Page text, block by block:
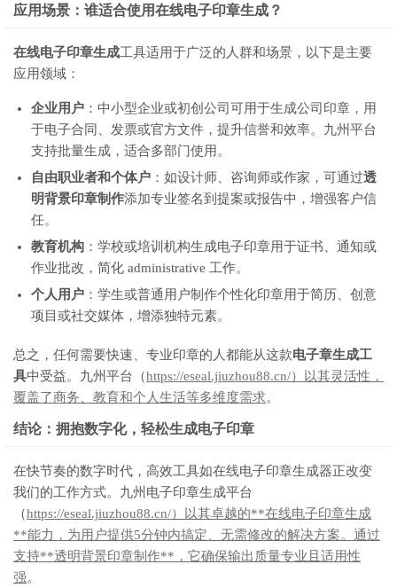
应用场景：谁适合使用在线电子印章生成？
在线电子印章生成工具适用于广泛的人群和场景，以下是主要
应用领域：
企业用户 ：中小型企业或初创公司可用于生成公司印章，用
于电子合同、发票或官方文件，提升信誉和效率。九州平台
支持批量生成，适合多部门使用。
自由职业者和个体户 ：如设计师、咨询师或作家，可通过透
明背景印章制作添加专业签名到提案或报告中，增强客户信
任。
教育机构 ：学校或培训机构生成电子印章用于证书、通知或
作业批改，简化 administrative 工作。
个人用户 ：学生或普通用户制作个性化印章用于简历、创意
项目或社交媒体，增添独特元素。
总之，任何需要快速、专业印章的人都能从这款电子章生成工
具中受益。九州平台（https://eseal.jiuzhou88.cn/）以其灵活性，
覆盖了商务、教育和个人生活等多维度需求。
结论：拥抱数字化，轻松生成电子印章
在快节奏的数字时代，高效工具如在线电子印章生成器正改变
我们的工作方式。九州电子印章生成平台
（https://eseal.jiuzhou88.cn/）以其卓越的**在线电子印章生成
**能力，为用户提供5分钟内搞定、无需修改的解决方案。通过
支持**透明背景印章制作**，它确保输出质量专业且适用性
强。